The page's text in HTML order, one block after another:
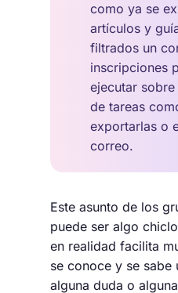
como ya se
artículos y
filtrados un
inscripciones
ejecutar
de tareas
exportarlas o
correo.
Este asunto de los
puede ser algo
en realidad facilita
se conoce y se sabe
alguna duda o